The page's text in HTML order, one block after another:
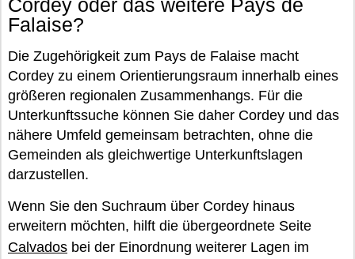
Cordey oder das weitere Pays de
Falaise?
Die Zugehörigkeit zum Pays de Falaise macht
Cordey zu einem Orientierungsraum innerhalb eines
größeren regionalen Zusammenhangs. Für die
Unterkunftssuche können Sie daher Cordey und das
nähere Umfeld gemeinsam betrachten, ohne die
Gemeinden als gleichwertige Unterkunftslagen
darzustellen.
Wenn Sie den Suchraum über Cordey hinaus
erweitern möchten, hilft die übergeordnete Seite
Calvados bei der Einordnung weiterer Lagen im